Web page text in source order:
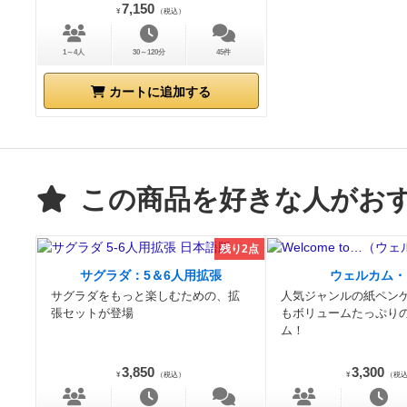
¥ 7,150 （税込）
1～4人 30～120分 45件
カートに追加する
この商品を好きな人がお
残り2点
サグラダ：5＆6人用拡張
サグラダをもっと楽しむための、拡
張セットが登場
¥ 3,850 （税込）
ウェルカム
人気ジャンルの紙ペン
もボリュームたっぷり
ム！
¥ 3,300 （税